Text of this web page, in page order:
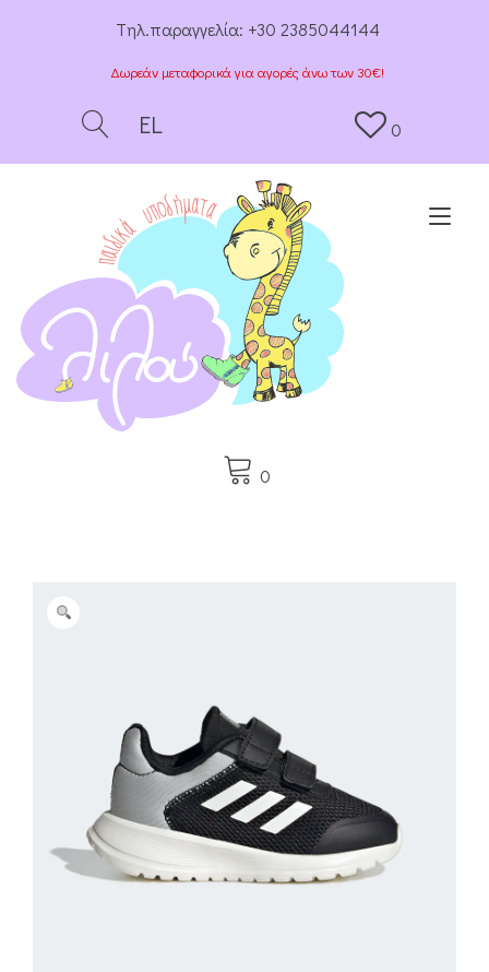
Tηλ.παραγγελία: +30 2385044144
Δωρεάν μεταφορικά για αγορές άνω των 30€!
EL 0
0